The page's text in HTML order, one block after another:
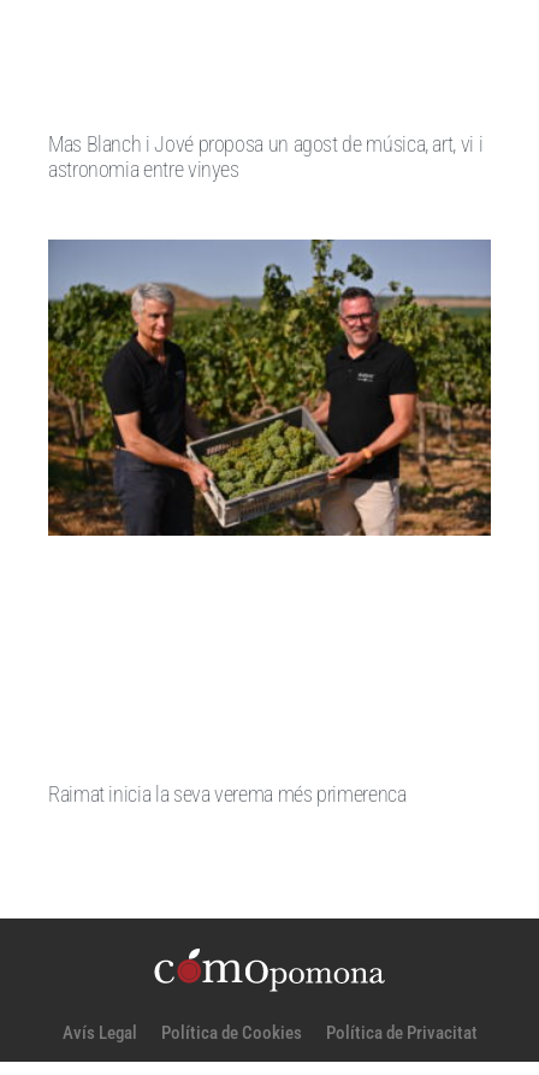
Mas Blanch i Jové proposa un agost de música, art, vi i
astronomia entre vinyes
Raimat inicia la seva verema més primerenca
Avís Legal Política de Cookies Política de Privacitat